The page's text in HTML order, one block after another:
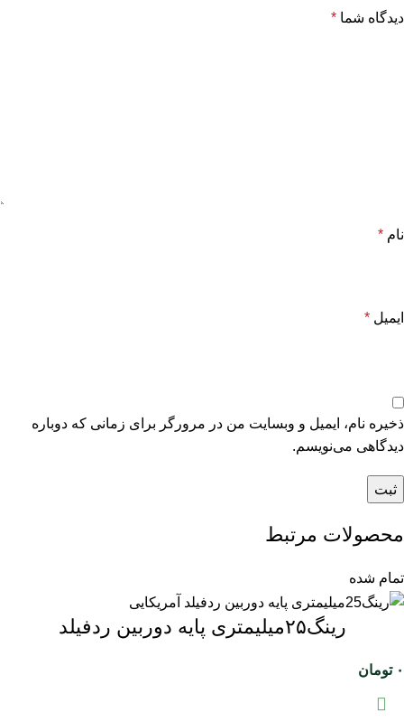
دیدگاه شما *
نام *
ایمیل *
ذخیره نام، ایمیل و وبسایت من در مرورگر برای زمانی که دوباره
دیدگاهی می‌نویسم.
محصولات مرتبط
تمام شده
رینگ۲۵میلیمتری پایه دوربین ردفیلد
۰ تومان